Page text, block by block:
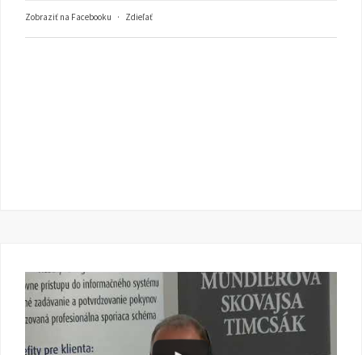
Zobraziť na Facebooku · Zdieľať